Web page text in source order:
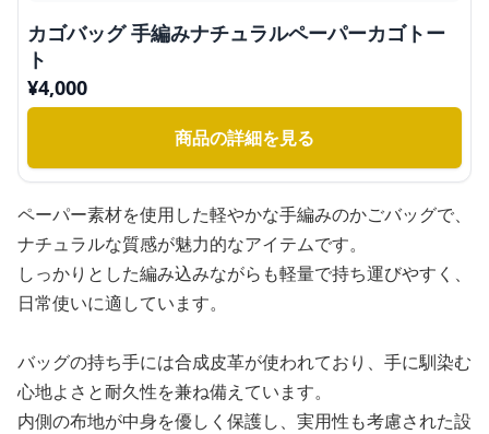
カゴバッグ 手編みナチュラルペーパーカゴトー
ト
¥4,000
商品の詳細を見る
ペーパー素材を使用した軽やかな手編みのかごバッグで、
ナチュラルな質感が魅力的なアイテムです。
しっかりとした編み込みながらも軽量で持ち運びやすく、
日常使いに適しています。
バッグの持ち手には合成皮革が使われており、手に馴染む
心地よさと耐久性を兼ね備えています。
内側の布地が中身を優しく保護し、実用性も考慮された設